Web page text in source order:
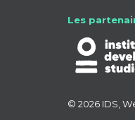
Les
© 2026 IDS,